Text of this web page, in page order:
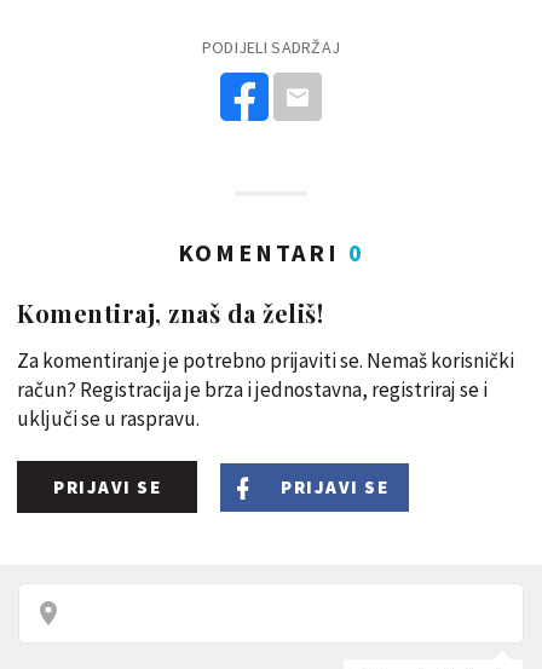
PODIJELI SADRŽAJ
KOMENTARI 0
Komentiraj, znaš da želiš!
Za komentiranje je potrebno prijaviti se. Nemaš korisnički
račun? Registracija je brza i jednostavna, registriraj se i
uključi se u raspravu.
PRIJAVI SE PRIJAVI SE